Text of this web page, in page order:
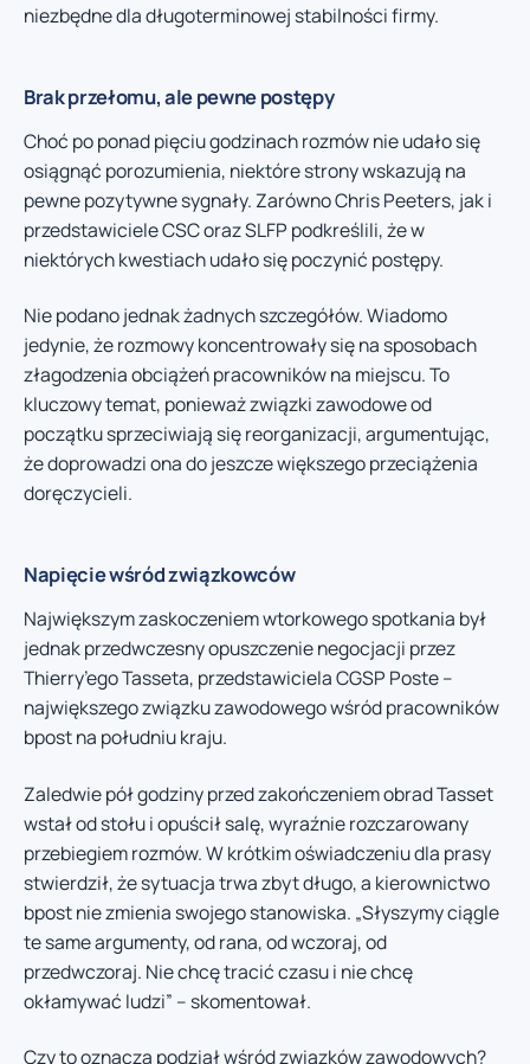
niezbędne dla długoterminowej stabilności firmy.
Brak przełomu, ale pewne postępy
Choć po ponad pięciu godzinach rozmów nie udało się
osiągnąć porozumienia, niektóre strony wskazują na
pewne pozytywne sygnały. Zarówno Chris Peeters, jak i
przedstawiciele CSC oraz SLFP podkreślili, że w
niektórych kwestiach udało się poczynić postępy.
Nie podano jednak żadnych szczegółów. Wiadomo
jedynie, że rozmowy koncentrowały się na sposobach
złagodzenia obciążeń pracowników na miejscu. To
kluczowy temat, ponieważ związki zawodowe od
początku sprzeciwiają się reorganizacji, argumentując,
że doprowadzi ona do jeszcze większego przeciążenia
doręczycieli.
Napięcie wśród związkowców
Największym zaskoczeniem wtorkowego spotkania był
jednak przedwczesny opuszczenie negocjacji przez
Thierry’ego Tasseta, przedstawiciela CGSP Poste –
największego związku zawodowego wśród pracowników
bpost na południu kraju.
Zaledwie pół godziny przed zakończeniem obrad Tasset
wstał od stołu i opuścił salę, wyraźnie rozczarowany
przebiegiem rozmów. W krótkim oświadczeniu dla prasy
stwierdził, że sytuacja trwa zbyt długo, a kierownictwo
bpost nie zmienia swojego stanowiska. „Słyszymy ciągle
te same argumenty, od rana, od wczoraj, od
przedwczoraj. Nie chcę tracić czasu i nie chcę
okłamywać ludzi” – skomentował.
Czy to oznacza podział wśród związków zawodowych?